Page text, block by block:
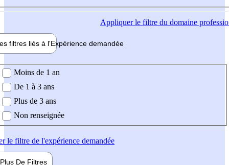
Appliquerle filtre du domaine
filtres liés à l'Expérience demandée
demandée
Moins de 1 an
De 1 à 3 ans
Plus de 3 ans
Non renseignée
le filtre de l'expérience demandée
Plus De Filtres